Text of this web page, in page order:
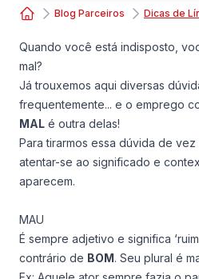
Blog Parceiros Dicas de
Quando você está indisposto,
mal?
Já trouxemos aqui diversas
frequentemente... e o emprego
MAL é outra delas!
Para tirarmos essa dúvida de
atentar-se ao significado e
aparecem.
MAU
É sempre adjetivo e significa
contrário de BOM. Seu plural é